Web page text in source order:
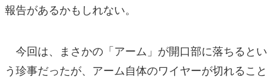
報告があるかもしれない。
今回は、まさかの「アーム」が開口部に落ちるとい
う珍事だったが、アーム自体のワイヤーが切れること